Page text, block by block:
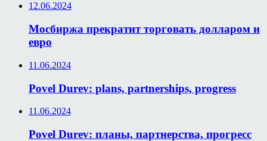
12.06.2024
Мосбиржа прекратит торговать долларом и
евро
11.06.2024
Povel Durev: plans, partnerships, progress
11.06.2024
Povel Durev: планы, партнерства, прогресс